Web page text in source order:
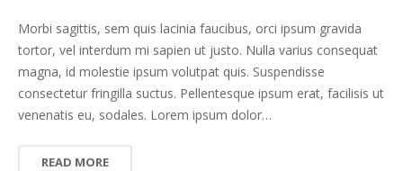
Morbi sagittis, sem quis lacinia faucibus, orci ipsum gravida
tortor, vel interdum mi sapien ut justo. Nulla varius consequat
magna, id molestie ipsum volutpat quis. Suspendisse
consectetur fringilla suctus. Pellentesque ipsum erat, facilisis ut
venenatis eu, sodales. Lorem ipsum dolor…
READ MORE